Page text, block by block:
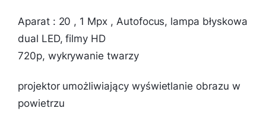
Aparat : 20 , 1 Mpx , Autofocus, lampa błyskowa
dual LED, filmy HD
720p, wykrywanie twarzy
projektor umożliwiający wyświetlanie obrazu w
powietrzu